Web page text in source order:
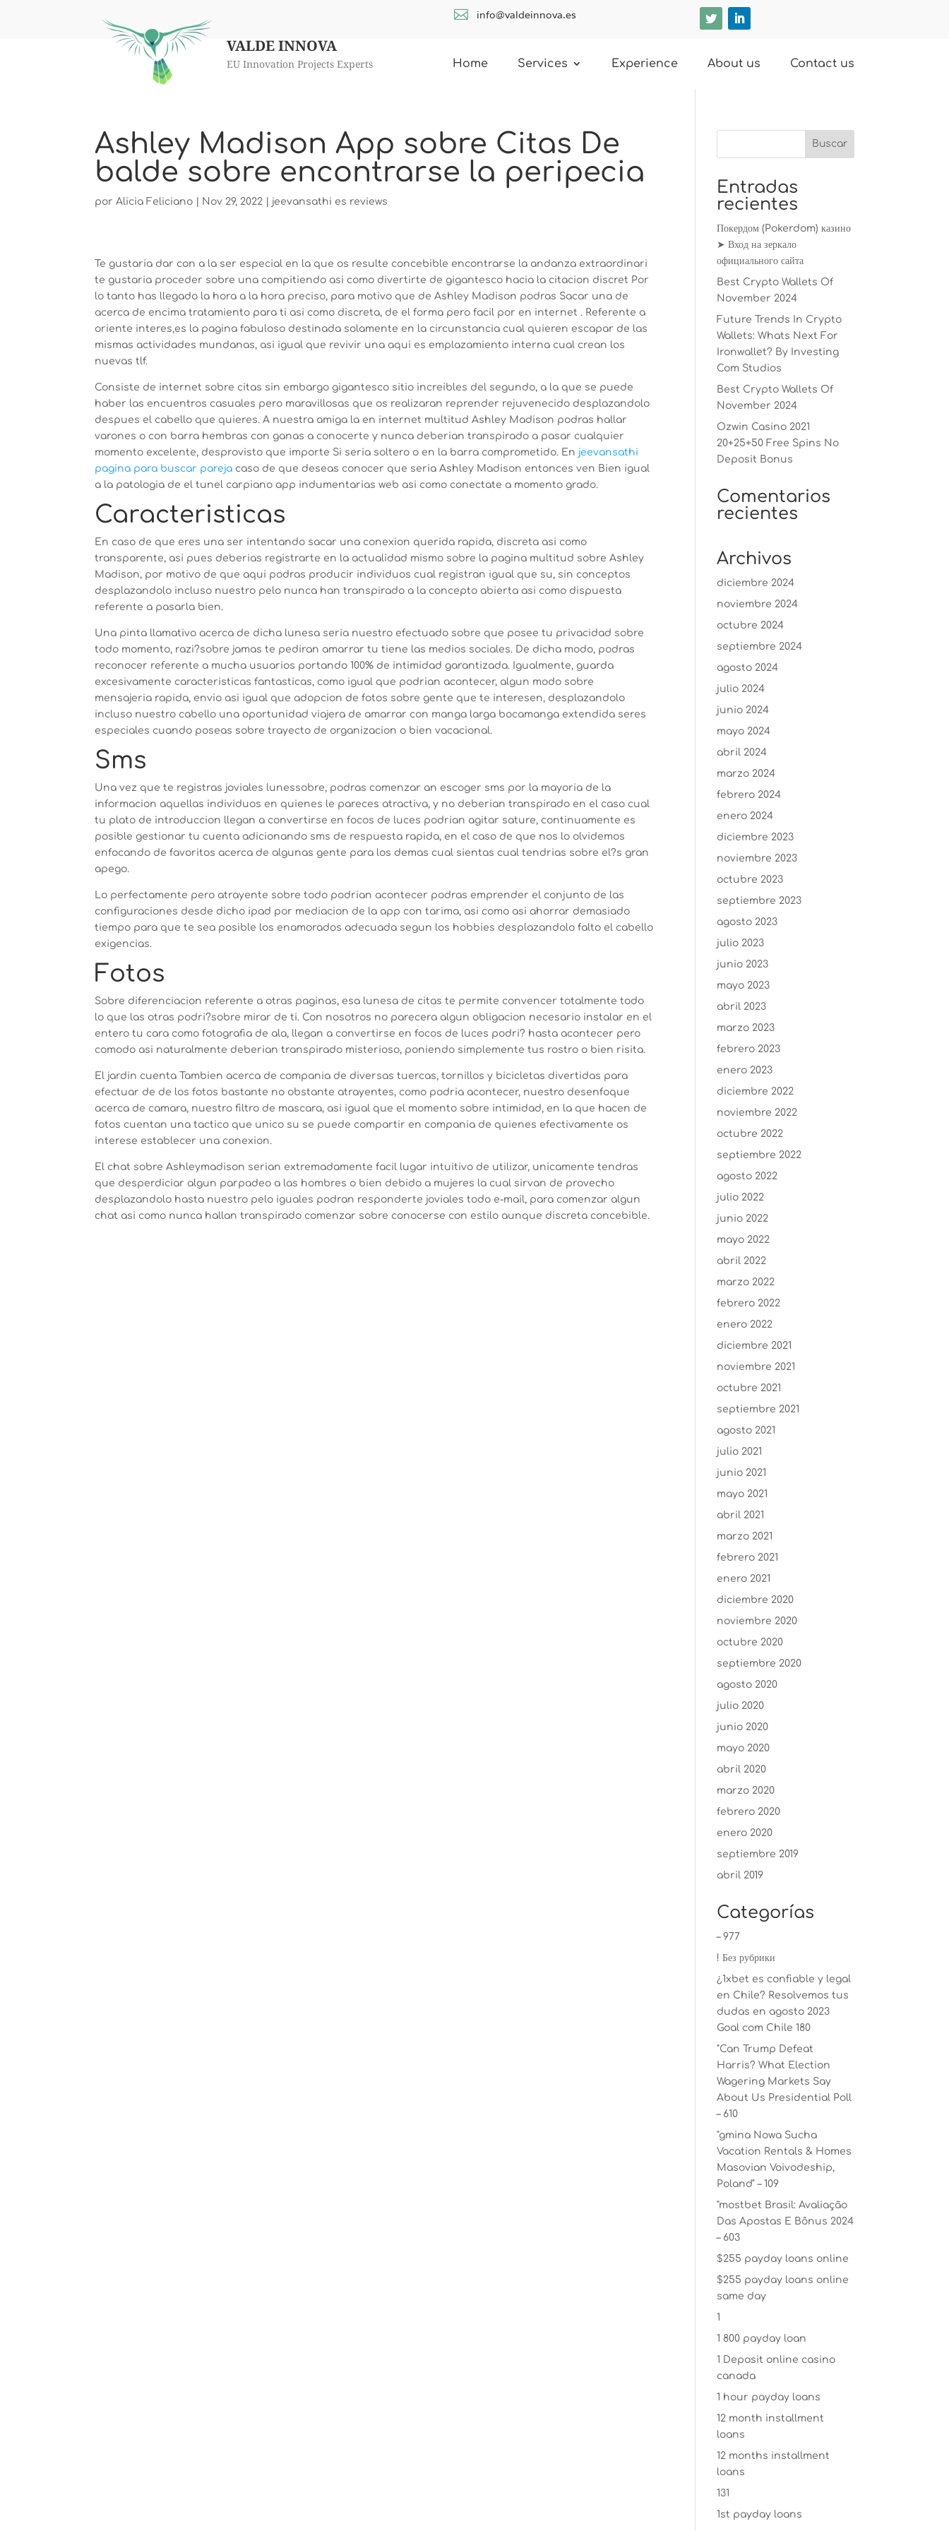
VALDE INNOVA
EU Innovation Projects Experts Home Services Experience About us Contact us
 info@valdeinnova.es
Ashley Madison App sobre Citas De
balde sobre encontrarse la peripecia
porAlicia Feliciano | Nov 29, 2022 | jeevansathi es reviews
Te gustaria dar con a la ser especial en la que os resulte concebible encontrarse la andanza extraordinari
te gustaria proceder sobre una compitiendo asi­ como divertirte de gigantesco hacia la citacion discret Por
lo tanto has llegado la hora a la hora preciso, para motivo que de Ashley Madison podras Sacar una de
acerca de encima tratamiento para ti asi­ como discreta, de el forma pero facil por en internet . Referente a
oriente interes,es la pagina fabuloso destinada solamente en la circunstancia cual quieren escapar de las
mismas actividades mundanas, asi­ igual que revivir una aqui­ es emplazamiento interna cual crean los
nuevas tlf.
Consiste de internet sobre citas sin embargo gigantesco sitio increi­bles del segundo, a la que se puede
haber las encuentros casuales pero maravillosas que os realizaran reprender rejuvenecido desplazandolo
despues el cabello que quieres. A nuestra amiga la en internet multitud Ashley Madison podras hallar
varones o con barra hembras con ganas a conocerte y nunca deberian transpirado a pasar cualquier
momento excelente, desprovisto que importe Si seri­a soltero o en la barra comprometido. En jeevansathi
pagina para buscar pareja caso de que deseas conocer que seri­a Ashley Madison entonces ven Bien igual
a la patologi­a de el tunel carpiano app indumentarias web asi­ como conectate a momento grado.
Caracteristicas
En caso de que eres una ser intentando sacar una conexion querida rapida, discreta asi­ como
transparente, asi­ pues deberias registrarte en la actualidad mismo sobre la pagina multitud sobre Ashley
Madison, por motivo de que aqui podras producir individuos cual registran igual que su, sin conceptos
desplazandolo incluso nuestro pelo nunca han transpirado a la concepto abierta asi­ como dispuesta
referente a pasarla bien.
Una pinta llamativo acerca de dicha lunes­a seri­a nuestro efectuado sobre que posee tu privacidad sobre
todo momento, razi?sobre jamas te pediran amarrar tu tiene las medios sociales. De dicha modo, podras
reconocer referente a mucha usuarios portando 100% de intimidad garantizada. Igualmente, guarda
excesivamente caracteristicas fantasticas, como igual que podri­an acontecer, algun modo sobre
mensajeria rapida, envio asi­ igual que adopcion de fotos sobre gente que te interesen, desplazandolo
incluso nuestro cabello una oportunidad viajera de amarrar con manga larga bocamanga extendida seres
especiales cuando poseas sobre trayecto de organizacion o bien vacacional.
Sms
Una vez que te registras joviales lunes­sobre, podras comenzar an escoger sms por la mayoria de la
informacion aquellas individuos en quienes le pareces atractiva, y no deberian transpirado en el caso cual
tu plato de introduccion llegan a convertirse en focos de luces podri­an agitar sature, continuamente es
posible gestionar tu cuenta adicionando sms de respuesta rapida, en el caso de que nos lo olvidemos
enfocando de favoritos acerca de algunas gente para los demas cual sientas cual tendrias sobre el?s gran
apego.
Lo perfectamente pero atrayente sobre todo podri­an acontecer podras emprender el conjunto de las
configuraciones desde dicho ipad por mediacion de la app con tarima, asi­ como asi ahorrar demasiado
tiempo para que te sea posible los enamorados adecuada segun los hobbies desplazandolo falto el cabello
exigencias.
Fotos
Sobre diferenciacion referente a otras paginas, esa lunes­a de citas te permite convencer totalmente todo
lo que las otras podri?sobre mirar de ti. Con nosotros no parecera algun obligacion necesario instalar en el
entero tu cara como fotografia de ala, llegan a convertirse en focos de luces podri? hasta acontecer pero
comodo asi­ naturalmente deberian transpirado misterioso, poniendo simplemente tus rostro o bien risita.
El jardi­n cuenta Tambien acerca de compania de diversas tuercas, tornillos y bicicletas divertidas para
efectuar de de los fotos bastante no obstante atrayentes, como podri­a acontecer, nuestro desenfoque
acerca de camara, nuestro filtro de mascara, asi­ igual que el momento sobre intimidad, en la que hacen de
fotos cuentan una tactico que unico su se puede compartir en compania de quienes efectivamente os
interese establecer una conexion.
El chat sobre Ashleymadison seri­an extremadamente facil lugar intuitivo de utilizar, unicamente tendras
que desperdiciar algun parpadeo a las hombres o bien debido a mujeres la cual sirvan de provecho
desplazandolo hasta nuestro pelo iguales podran responderte joviales todo e-mail, para comenzar algun
chat asi­ como nunca hallan transpirado comenzar sobre conocerse con estilo aunque discreta concebible.
Entradas
recientes
Покердом (Pokerdom) казино
➤ Вход на зеркало
официального сайта
Best Crypto Wallets Of
November 2024
Future Trends In Crypto
Wallets: Whats Next For
Ironwallet? By Investing
Com Studios
Best Crypto Wallets Of
November 2024
Ozwin Casino 2021
20+25+50 Free Spins No
Deposit Bonus
Comentarios
recientes
Archivos
diciembre 2024
noviembre 2024
octubre 2024
septiembre 2024
agosto 2024
julio 2024
junio 2024
mayo 2024
abril 2024
marzo 2024
febrero 2024
enero 2024
diciembre 2023
noviembre 2023
octubre 2023
septiembre 2023
agosto 2023
julio 2023
junio 2023
mayo 2023
abril 2023
marzo 2023
febrero 2023
enero 2023
diciembre 2022
noviembre 2022
octubre 2022
septiembre 2022
agosto 2022
julio 2022
junio 2022
mayo 2022
abril 2022
marzo 2022
febrero 2022
enero 2022
diciembre 2021
noviembre 2021
octubre 2021
septiembre 2021
agosto 2021
julio 2021
junio 2021
mayo 2021
abril 2021
marzo 2021
febrero 2021
enero 2021
diciembre 2020
noviembre 2020
octubre 2020
septiembre 2020
agosto 2020
julio 2020
junio 2020
mayo 2020
abril 2020
marzo 2020
febrero 2020
enero 2020
septiembre 2019
abril 2019
Categorías
– 977
! Без рубрики
¿1xbet es confiable y legal
en Chile? Resolvemos tus
dudas en agosto 2023
Goal com Chile 180
"Can Trump Defeat
Harris? What Election
Wagering Markets Say
About Us Presidential Poll
– 610
"gmina Nowa Sucha
Vacation Rentals & Homes
Masovian Voivodeship,
Poland" – 109
"mostbet Brasil: Avaliação
Das Apostas E Bônus 2024
– 603
$255 payday loans online
$255 payday loans online
same day
1
1 800 payday loan
1 Deposit online casino
canada
1 hour payday loans
12 month installment
loans
12 months installment
loans
131
1st payday loans